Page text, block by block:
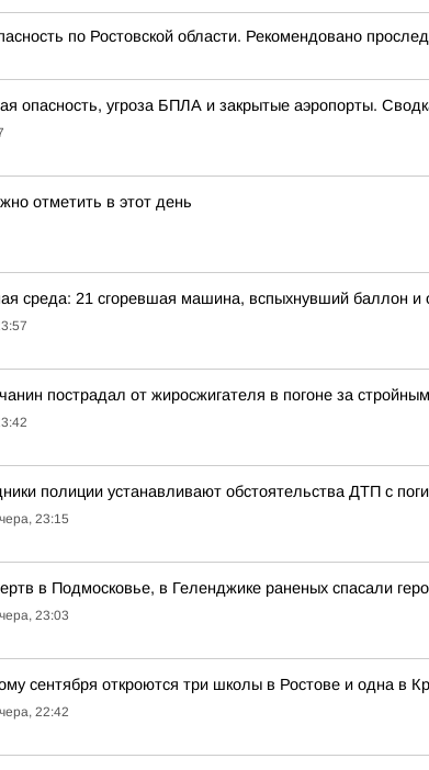
по Ростовской области. Рекомендовано
опасность, угроза БПЛА и закрытые аэропорты.
отметить в этот день
среда: 21 сгоревшая машина, вспыхнувший баллон и
пострадал от жиросжигателя в погоне за
полиции устанавливают обстоятельства ДТП с
23:15
в Подмосковье, в Геленджике раненых спасали
23:03
сентября откроются три школы в Ростове и одна в
22:42